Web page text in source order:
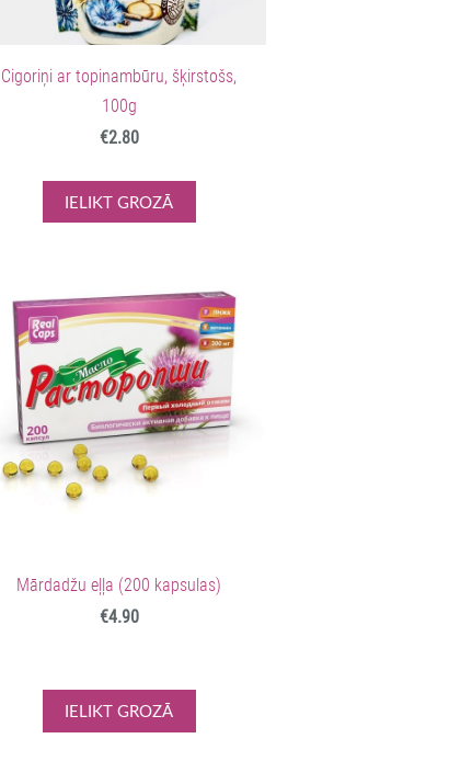
Cigoriņi ar topinambūru, šķirstošs,
100g
€2.80
IELIKT GROZĀ
Mārdadžu eļļa (200 kapsulas)
€4.90
IELIKT GROZĀ